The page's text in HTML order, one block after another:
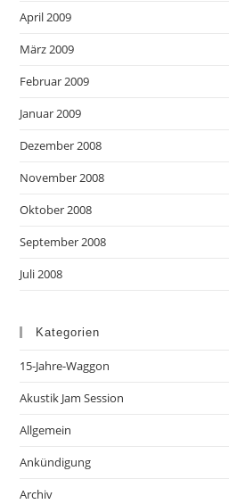
April 2009
März 2009
Februar 2009
Januar 2009
Dezember 2008
November 2008
Oktober 2008
September 2008
Juli 2008
Kategorien
15-Jahre-Waggon
Akustik Jam Session
Allgemein
Ankündigung
Archiv